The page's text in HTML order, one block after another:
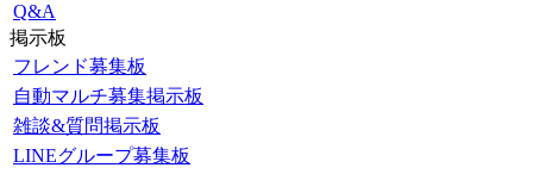
Q&A
掲示板
フレンド募集板
自動マルチ募集掲示板
雑談&質問掲示板
LINEグループ募集板